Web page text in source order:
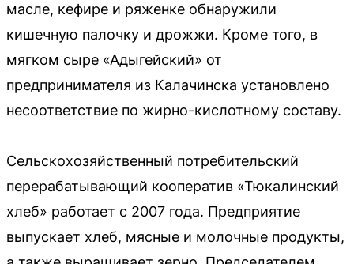
масле, кефире и ряженке обнаружили
кишечную палочку и дрожжи. Кроме того, в
мягком сыре «Адыгейский» от
предпринимателя из Калачинска установлено
несоответствие по жирно-кислотному составу.
Сельскохозяйственный потребительский
перерабатывающий кооператив «Тюкалинский
хлеб» работает с 2007 года. Предприятие
выпускает хлеб, мясные и молочные продукты,